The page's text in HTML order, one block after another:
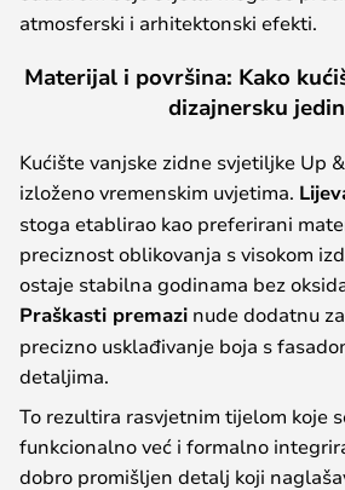
atmosferski i arhitektonski efekti.
Materijal i površina: Kako
dizajnersku
Kućište vanjske zidne svjetiljke Up
izloženo vremenskim uvjetima.
stoga etablirao kao preferirani
preciznost oblikovanja s visokom
ostaje stabilna godinama bez
Praškasti premazi nude dodatnu
precizno usklađivanje boja s
detaljima.
To rezultira rasvjetnim tijelom koje
funkcionalno već i formalno
dobro promišljen detalj koji